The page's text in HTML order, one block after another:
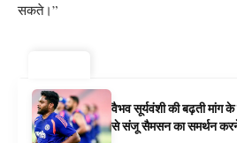
सकते।”
वैभव सूर्यवंशी की बढ़ती मांग
से संजू सैमसन का समर्थन